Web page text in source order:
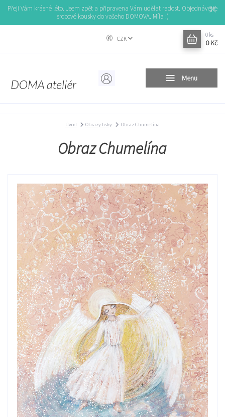
Přeji Vám krásné léto. Jsem zpět a připravena Vám udělat radost. Objednávejte
srdcové kousky do vašeho DOMOVA. Míla :)
Menu
CZK
0 ks
0 Kč
Úvod Obrazy tisky Obraz Chumelína
Obraz Chumelína